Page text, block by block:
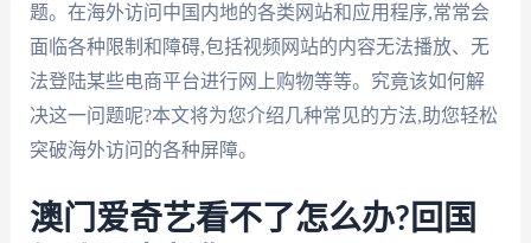
题。在海外访问中国内地的各类网站和应用程序,常常会
面临各种限制和障碍,包括视频网站的内容无法播放、无
法登陆某些电商平台进行网上购物等等。究竟该如何解
决这一问题呢?本文将为您介绍几种常见的方法,助您轻松
突破海外访问的各种屏障。
澳门爱奇艺看不了怎么办?回国